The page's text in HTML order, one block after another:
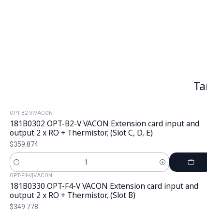
OPT-B2-V|VACON
181B0302 OPT-B2-V VACON Extension card input and
output 2 x RO + Thermistor, (Slot C, D, E)
$359.874
Cantidad
OPT-F4-V|VACON
181B0330 OPT-F4-V VACON Extension card input and
output 2 x RO + Thermistor, (Slot B)
$349.778